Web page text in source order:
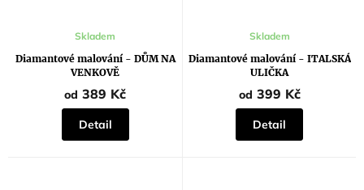
Diamantové malování - DŮM NA
VENKOVĚ
Průměrné
produktu
je
5,0
z
5
hvězdiček.
Skladem
od 389 Kč
Detail
Diamantové malování - ITALSKÁ
ULIČKA
Průměrné
produktu
je
5,0
z
5
hvězdiček.
Skladem
od 399 Kč
Detail